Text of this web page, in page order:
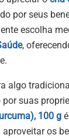
por seus
escolha
,
algo
suas
100 g
aproveitar os